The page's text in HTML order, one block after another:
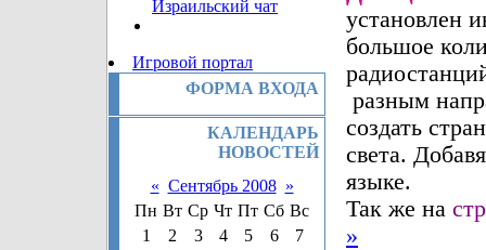
Израильский чат
Игровой портал
ФОРМА ВХОДА
КАЛЕНДАРЬ
НОВОСТЕЙ
« Сентябрь 2008 »
Пн Вт Ср Чт Пт Сб Вс
1
2 3 4 5 6
7
установлен
большое
разным
создать
света.
языке.
Так же на
»